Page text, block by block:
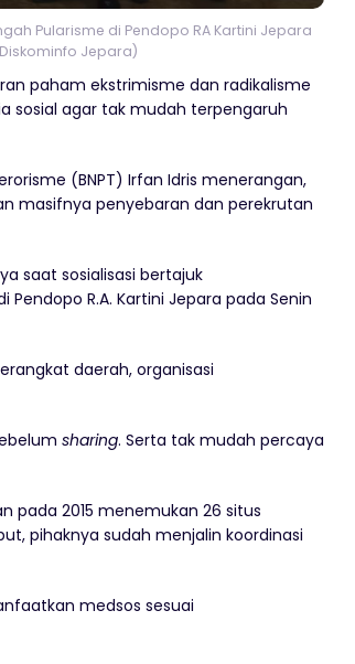
Pularisme di Pendopo RA Kartini Jepara
Jepara)
paham ekstrimisme dan radikalisme
sosial agar tak mudah terpengaruh
(BNPT) Irfan Idris menerangan,
masifnya penyebaran dan perekrutan
saat sosialisasi bertajuk
Pendopo R.A. Kartini Jepara pada Senin
daerah, organisasi
sharing. Serta tak mudah percaya
pada 2015 menemukan 26 situs
pihaknya sudah menjalin koordinasi
medsos sesuai